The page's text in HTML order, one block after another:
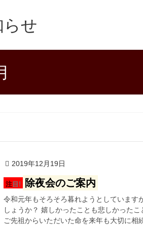
せ
2019年12月19日
注目! 除夜会のご案内
令和元年もそろそろ暮れようとしています
しょうか？ 嬉しかったことも悲しかった
ご先祖からいただいた命を来年も大切に